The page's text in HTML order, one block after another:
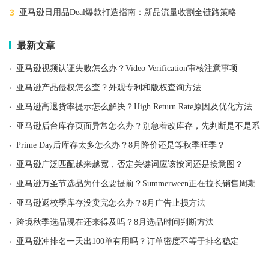
3 亚马逊日用品Deal爆款打造指南：新品流量收割全链路策略
最新文章
· 亚马逊视频认证失败怎么办？Video Verification审核注意事项
· 亚马逊产品侵权怎么查？外观专利和版权查询方法
· 亚马逊高退货率提示怎么解决？High Return Rate原因及优化方法
· 亚马逊后台库存页面异常怎么办？别急着改库存，先判断是不是系
· Prime Day后库存太多怎么办？8月降价还是等秋季旺季？
· 亚马逊广泛匹配越来越宽，否定关键词应该按词还是按意图？
· 亚马逊万圣节选品为什么要提前？Summerween正在拉长销售周期
· 亚马逊返校季库存没卖完怎么办？8月广告止损方法
· 跨境秋季选品现在还来得及吗？8月选品时间判断方法
· 亚马逊冲排名一天出100单有用吗？订单密度不等于排名稳定